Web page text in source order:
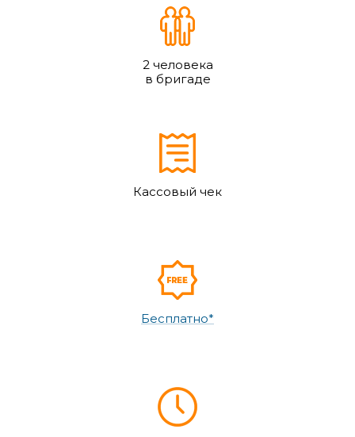
2 человека
в бригаде
Кассовый чек
Бесплатно*